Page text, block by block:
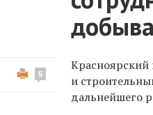
5
и
дальнейшего